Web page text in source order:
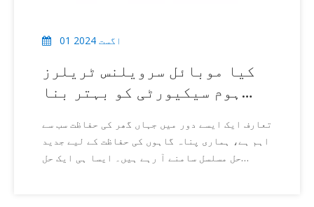
01 اگست 2024
کیا موبائل سرویلنس ٹریلرز
ہوم سیکیورٹی کو بہتر بنا
تعارف ایک ایسے دور میں جہاں گھر کی حفاظت سب سے
اہم ہے، ہماری پناہ گاہوں کی حفاظت کے لیے جدید
حل مسلسل سامنے آ رہے ہیں۔ ایسا ہی ایک حل